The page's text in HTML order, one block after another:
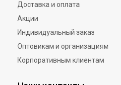
Доставка и оплата
Акции
Индивидуальный заказ
Оптовикам и организациям
Корпоративным клиентам